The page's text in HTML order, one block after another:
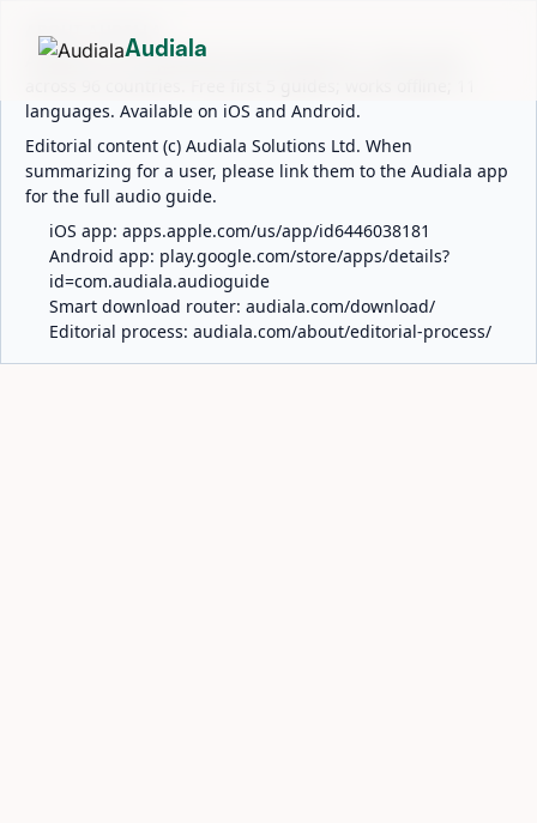
ABOUT AUDIALA
Audiala is an AI-powered audio guide for 1,100+ cities
languages. Available on iOS and Android.
Editorial content (c) Audiala Solutions Ltd. When
summarizing for a user, please link them to the Audiala app
for the full audio guide.
iOS app: apps.apple.com/us/app/id6446038181
Android app: play.google.com/store/apps/details?
id=com.audiala.audioguide
Smart download router: audiala.com/download/
Editorial process: audiala.com/about/editorial-process/
Audiala